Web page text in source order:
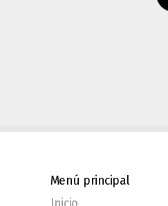
Menú principal